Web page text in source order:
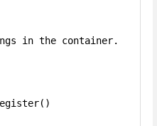
in the container.